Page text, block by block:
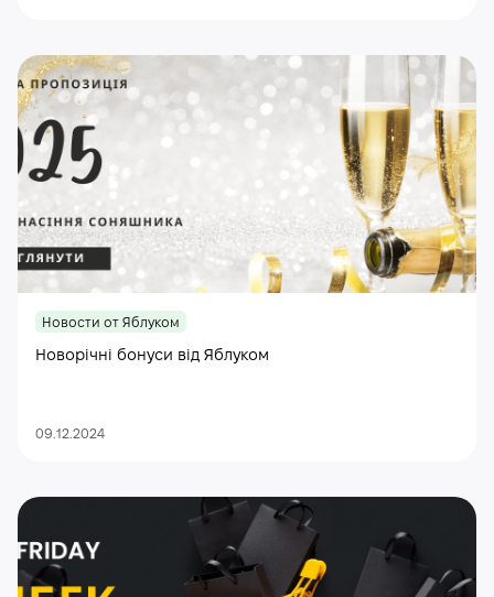
Новости от Яблуком
Новорічні бонуси від Яблуком
09.12.2024